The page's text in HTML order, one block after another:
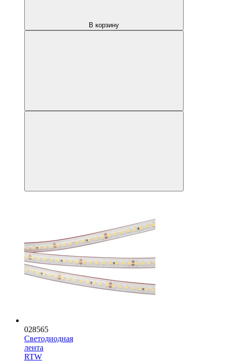
В корзину
028565
Светодиодная
лента
RTW